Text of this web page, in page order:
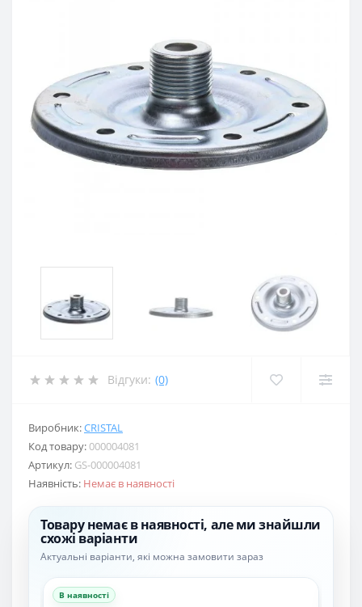
Відгуки: (0)
Виробник:CRISTAL
Код товару:000004081
Артикул: GS-000004081
Наявність: Немає в наявності
Товару немає в наявності, але ми знайшли
схожі варіанти
Актуальні варіанти, які можна замовити зараз
В наявності